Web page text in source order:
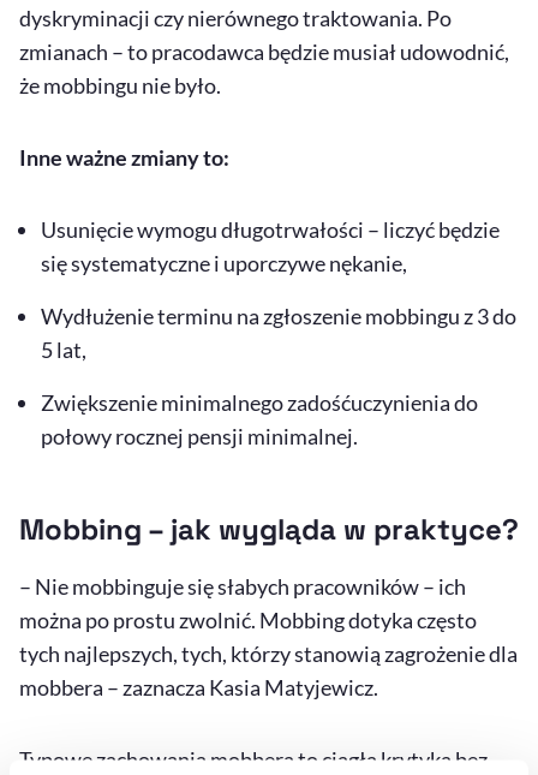
dyskryminacji czy nierównego traktowania. Po
zmianach – to pracodawca będzie musiał udowodnić,
że mobbingu nie było.
Inne ważne zmiany to:
Usunięcie wymogu długotrwałości – liczyć będzie
się systematyczne i uporczywe nękanie,
Wydłużenie terminu na zgłoszenie mobbingu z 3 do
5 lat,
Zwiększenie minimalnego zadośćuczynienia do
połowy rocznej pensji minimalnej.
Mobbing – jak wygląda w praktyce?
– Nie mobbinguje się słabych pracowników – ich
można po prostu zwolnić. Mobbing dotyka często
tych najlepszych, tych, którzy stanowią zagrożenie dla
mobbera – zaznacza Kasia Matyjewicz.
Typowe zachowania mobbera to ciągła krytyka bez